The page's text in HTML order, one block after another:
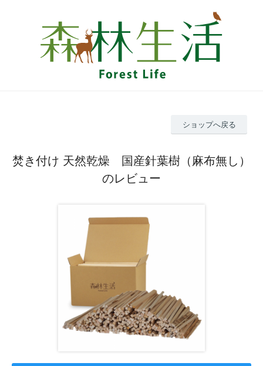
ショップへ戻る
焚き付け 天然乾燥 国産針葉樹（麻布無し）
のレビュー